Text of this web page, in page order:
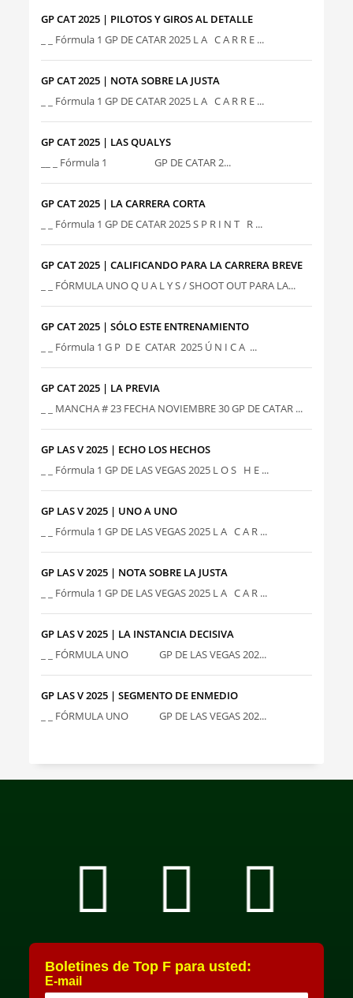
GP CAT 2025 | PILOTOS Y GIROS AL DETALLE
_ _ Fórmula 1 GP DE CATAR 2025 L A C A R R E ...
GP CAT 2025 | NOTA SOBRE LA JUSTA
_ _ Fórmula 1 GP DE CATAR 2025 L A C A R R E ...
GP CAT 2025 | LAS QUALYS
__ _ Fórmula 1 GP DE CATAR 2...
GP CAT 2025 | LA CARRERA CORTA
_ _ Fórmula 1 GP DE CATAR 2025 S P R I N T R ...
GP CAT 2025 | CALIFICANDO PARA LA CARRERA BREVE
_ _ FÓRMULA UNO Q U A L Y S / SHOOT OUT PARA LA...
GP CAT 2025 | SÓLO ESTE ENTRENAMIENTO
_ _ Fórmula 1 G P D E CATAR 2025 Ú N I C A ...
GP CAT 2025 | LA PREVIA
_ _ MANCHA # 23 FECHA NOVIEMBRE 30 GP DE CATAR ...
GP LAS V 2025 | ECHO LOS HECHOS
_ _ Fórmula 1 GP DE LAS VEGAS 2025 L O S H E ...
GP LAS V 2025 | UNO A UNO
_ _ Fórmula 1 GP DE LAS VEGAS 2025 L A C A R ...
GP LAS V 2025 | NOTA SOBRE LA JUSTA
_ _ Fórmula 1 GP DE LAS VEGAS 2025 L A C A R ...
GP LAS V 2025 | LA INSTANCIA DECISIVA
_ _ FÓRMULA UNO GP DE LAS VEGAS 202...
GP LAS V 2025 | SEGMENTO DE ENMEDIO
_ _ FÓRMULA UNO GP DE LAS VEGAS 202...
Boletines de Top F para usted:
E-mail